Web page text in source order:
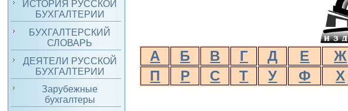
ИСТОРИЯ РУССКОЙ
БУХГАЛТЕРИИ
БУХГАЛТЕРСКИЙ
СЛОВАРЬ
ДЕЯТЕЛИ РУССКОЙ
БУХГАЛТЕРИИ
Зарубежные
бухгалтеры
А Б В Г Д Е Ж
П
Р С Т У Ф Х